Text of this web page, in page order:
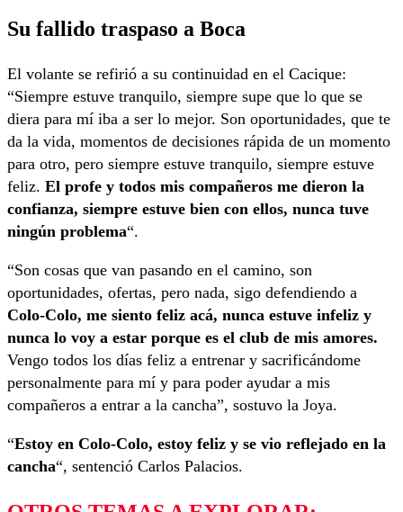
Su fallido traspaso a Boca
El volante se refirió a su continuidad en el Cacique:
“Siempre estuve tranquilo, siempre supe que lo que se
diera para mí iba a ser lo mejor. Son oportunidades, que te
da la vida, momentos de decisiones rápida de un momento
para otro, pero siempre estuve tranquilo, siempre estuve
feliz. El profe y todos mis compañeros me dieron la
confianza, siempre estuve bien con ellos, nunca tuve
ningún problema“.
“Son cosas que van pasando en el camino, son
oportunidades, ofertas, pero nada, sigo defendiendo a
Colo-Colo, me siento feliz acá, nunca estuve infeliz y
nunca lo voy a estar porque es el club de mis amores.
Vengo todos los días feliz a entrenar y sacrificándome
personalmente para mí y para poder ayudar a mis
compañeros a entrar a la cancha”, sostuvo la Joya.
“Estoy en Colo-Colo, estoy feliz y se vio reflejado en la
cancha“, sentenció Carlos Palacios.